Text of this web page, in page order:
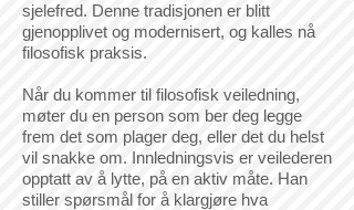
sjelefred. Denne tradisjonen er blitt
gjenopplivet og modernisert, og kalles nå
filosofisk praksis.
Når du kommer til filosofisk veiledning,
møter du en person som ber deg legge
frem det som plager deg, eller det du helst
vil snakke om. Innledningsvis er veilederen
opptatt av å lytte, på en aktiv måte. Han
stiller spørsmål for å klargjøre hva